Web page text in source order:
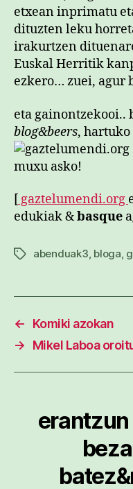
etxean inprimatu
dituzten leku
irakurtzen
Euskal Herritik
ezkero… zuei, agur
eta gainontzekooi..
blog&beers,
[gaztelumendi.org
edukiak &basque
Etiketakabenduak3, bloga,
←
Komiki azokan
→
Mikel Laboa
erantzun